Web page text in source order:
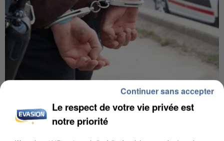
UN SECOND CADRE DE LA DZ MAFIA
INTERPELLÉ EN ALGÉRIE
Le respect de votre vie privée est
notre priorité
Continuer sans accepter